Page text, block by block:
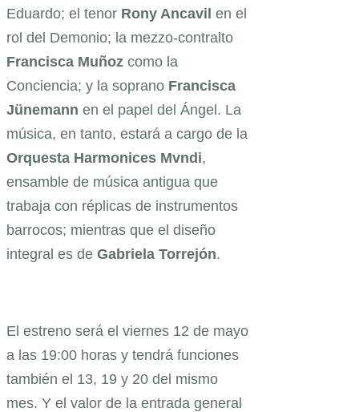
Eduardo; el tenor Rony Ancavil en el
rol del Demonio; la mezzo-contralto
Francisca Muñoz como la
Conciencia; y la soprano Francisca
Jünemann en el papel del Ángel. La
música, en tanto, estará a cargo de la
Orquesta Harmonices Mvndi,
ensamble de música antigua que
trabaja con réplicas de instrumentos
barrocos; mientras que el diseño
integral es de Gabriela Torrejón.
El estreno será el viernes 12 de mayo
a las 19:00 horas y tendrá funciones
también el 13, 19 y 20 del mismo
mes. Y el valor de la entrada general